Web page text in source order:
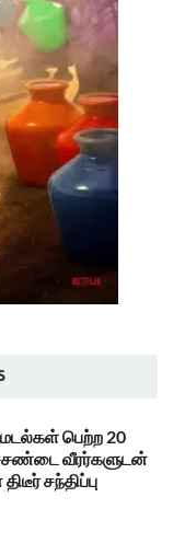
பெற்ற 20
வீரர்களுடன்
சந்திப்பு